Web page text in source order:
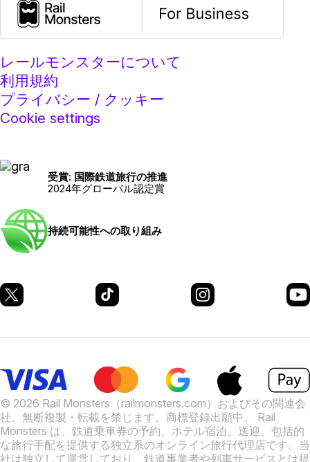
レールモンスターについて
利用規約
プライバシー / クッキー
Cookie settings
受賞: 国際鉄道旅行の推進
2024年グローバル認定賞
持続可能性への取り組み
© 2026 Rail Monsters（railmonsters.com）およびその関連会
社。無断複製・転載を禁じます。商標登録出願中。 Rail
Monsters は、鉄道乗車券の予約、ホテル宿泊、送迎、包括的
な旅行手配を提供する独立系のオンライン旅行代理店です。当
社は独立して運営しており、鉄道事業者や列車サービスとは提